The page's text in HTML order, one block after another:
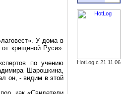
У дома в
от крещеной Руси».
по учению
Шарошкина,
он, - видим в этой
HotLog с 21.11.06